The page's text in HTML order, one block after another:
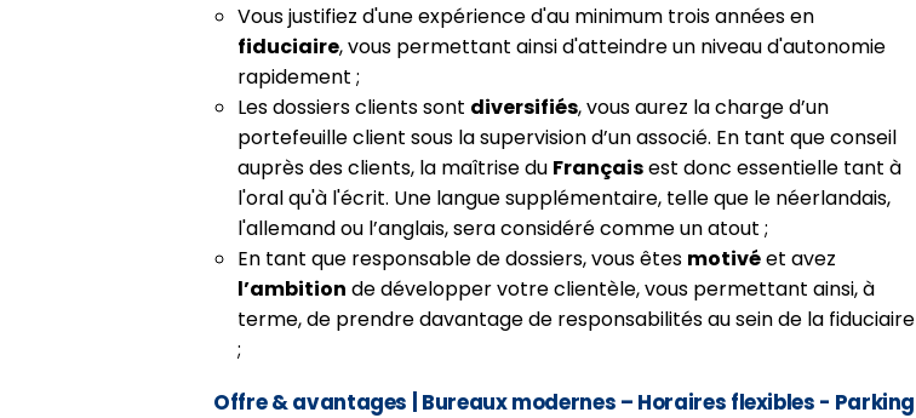
Vous justifiez d'une expérience d'au minimum trois années en
fiduciaire, vous permettant ainsi d'atteindre un niveau d'autonomie
rapidement ;
Les dossiers clients sont diversifiés, vous aurez la charge d’un
portefeuille client sous la supervision d’un associé. En tant que conseil
auprès des clients, la maîtrise du Françaisest donc essentielle tant à
l'oral qu'à l'écrit. Une langue supplémentaire, telle que le néerlandais,
l'allemand ou l’anglais, sera considéré comme un atout ;
En tant que responsable de dossiers, vous êtes motivéet avez
l’ambition de développer votre clientèle, vous permettant ainsi, à
terme, de prendre davantage de responsabilités au sein de la fiduciaire
;
Offre & avantages | Bureaux modernes – Horaires flexibles - Parking